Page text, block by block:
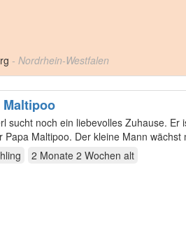
- Nordrhein-Westfalen
Maltipoo
liebevolles Zuhause. Er ist jetzt 10 Wochen alt. Seine Mama ist
Papa Maltipoo. Der kleine Mann
2 Monate 2 Wochen alt